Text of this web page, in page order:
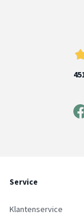
Service
Klantenservice